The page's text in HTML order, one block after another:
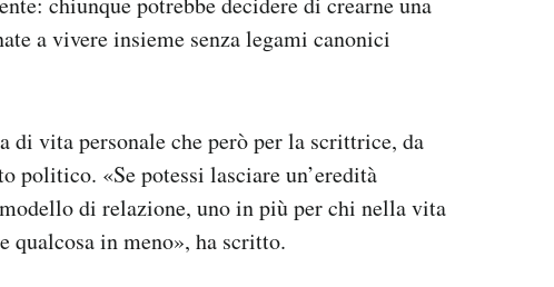
a vivere insieme senza legami canonici
di vita personale che però per la scrittrice, da
politico. «Se potessi lasciare un’eredità
di relazione, uno in più per chi nella vita
qualcosa in meno», ha scritto.